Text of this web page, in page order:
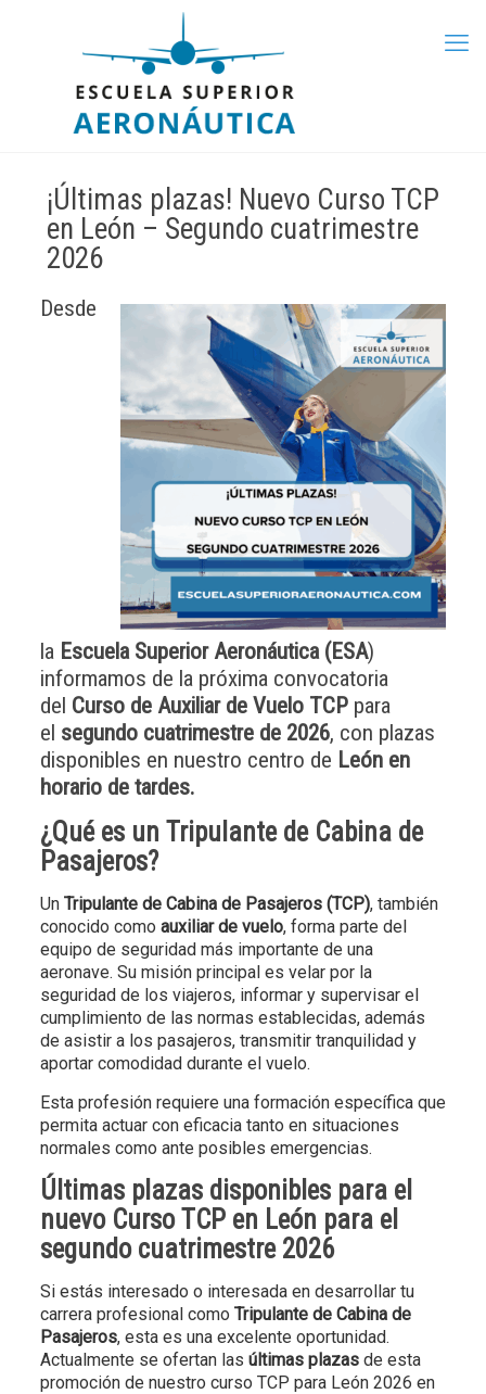
¡Últimas plazas! Nuevo Curso TCP
en León – Segundo cuatrimestre
2026
Desde
la Escuela Superior Aeronáutica (ESA)
informamos de la próxima convocatoria
del Curso de Auxiliar de Vuelo TCPpara
el segundo cuatrimestre de 2026, con plazas
disponibles en nuestro centro de León en
horario de tardes.
¿Qué es un Tripulante de Cabina de
Pasajeros?
Un Tripulante de Cabina de Pasajeros (TCP), también
conocido como auxiliar de vuelo, forma parte del
equipo de seguridad más importante de una
aeronave. Su misión principal es velar por la
seguridad de los viajeros, informar y supervisar el
cumplimiento de las normas establecidas, además
de asistir a los pasajeros, transmitir tranquilidad y
aportar comodidad durante el vuelo.
Esta profesión requiere una formación específica que
permita actuar con eficacia tanto en situaciones
normales como ante posibles emergencias.
Últimas plazas disponibles para el
nuevo Curso TCP en León para el
segundo cuatrimestre 2026
Si estás interesado o interesada en desarrollar tu
carrera profesional como Tripulante de Cabina de
Pasajeros, esta es una excelente oportunidad.
Actualmente se ofertan las últimas plazasde esta
promoción de nuestro curso TCP para León 2026 en